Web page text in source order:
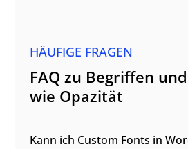
HÄUFIGE FRAGEN
FAQ zu Begriffen
wie Opazität
Kann ich Custom Fonts in